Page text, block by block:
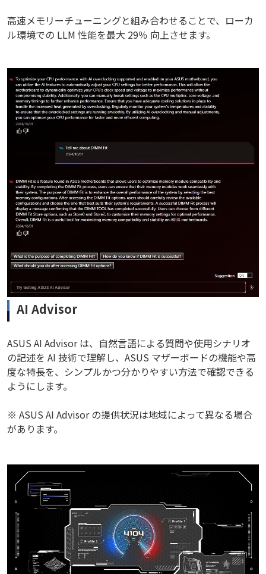
高速メモリーチューニングと組み合わせることで、ローカ
ル環境での LLM 性能を最大 29％ 向上させます。
AI Advisor
ASUS AI Advisor は、自然言語による質問や使用シナリオ
の記述を AI 技術で理解し、ASUS マザーボードの機能や高
度な特長を、シンプルかつ分かりやすい方法で確認できる
ようにします。
※ ASUS AI Advisor の提供状況は地域によって異なる場合
があります。